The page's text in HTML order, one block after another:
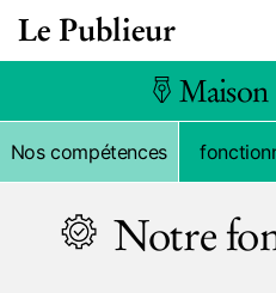
Le Publieur
Nos compétences
Notre